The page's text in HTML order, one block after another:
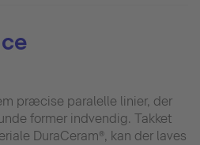
præcise paralelle linier, der
former indvendig. Takket
DuraCeram®, kan der laves